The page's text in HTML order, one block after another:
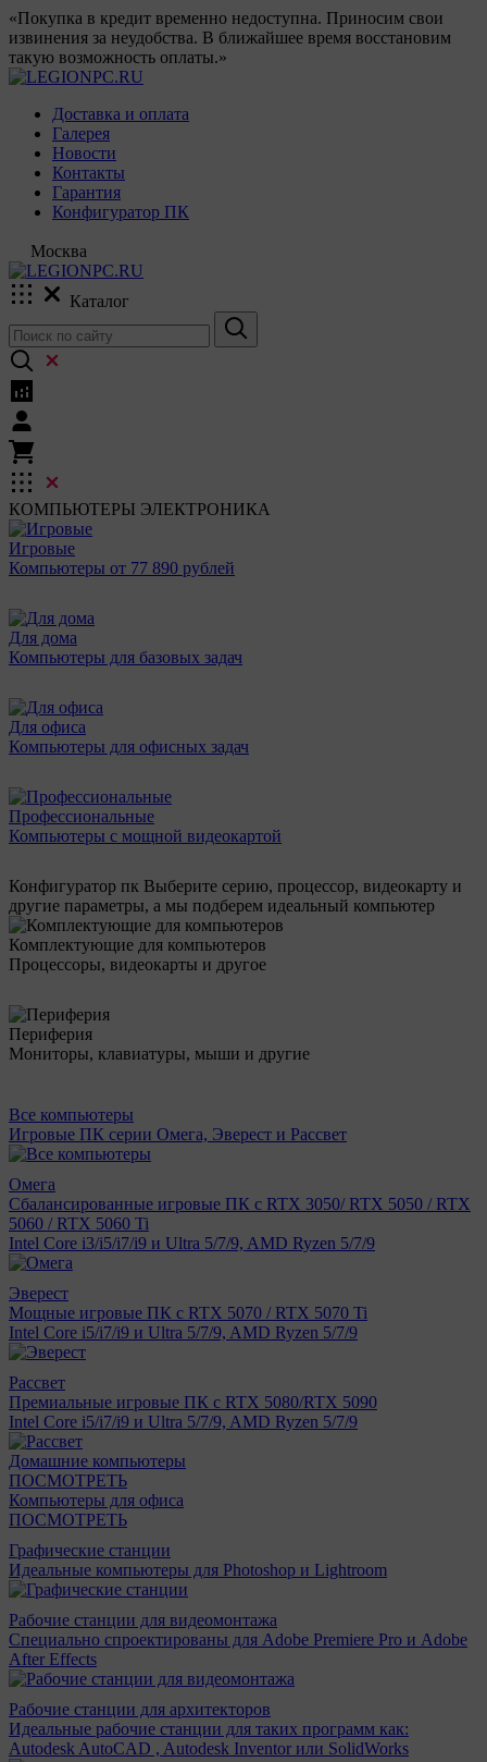
«Покупка в кредит временно недоступна. Приносим свои
извинения за неудобства. В ближайшее время восстановим
такую возможность оплаты.»
Доставка и оплата
Галерея
Новости
Контакты
Гарантия
Конфигуратор ПК
Москва
Каталог
КОМПЬЮТЕРЫ ЭЛЕКТРОНИКА
Игровые
Компьютеры от 77 890 рублей
Для дома
Компьютеры для базовых задач
Для офиса
Компьютеры для офисных задач
Профессиональные
Компьютеры с мощной видеокартой
Конфигуратор пк Выберите серию, процессор, видеокарту и
другие параметры, а мы подберем идеальный компьютер
Комплектующие для компьютеров
Процессоры, видеокарты и другое
Периферия
Мониторы, клавиатуры, мыши и другие
Все компьютеры
Игровые ПК серии Омега, Эверест и Рассвет
Омега
Сбалансированные игровые ПК с RTX 3050/ RTX 5050 / RTX
5060 / RTX 5060 Ti
Intel Core i3/i5/i7/i9 и Ultra 5/7/9, AMD Ryzen 5/7/9
Эверест
Мощные игровые ПК с RTX 5070 / RTX 5070 Ti
Intel Core i5/i7/i9 и Ultra 5/7/9, AMD Ryzen 5/7/9
Рассвет
Премиальные игровые ПК с RTX 5080/RTX 5090
Intel Core i5/i7/i9 и Ultra 5/7/9, AMD Ryzen 5/7/9
Домашние компьютеры
ПОСМОТРЕТЬ
Компьютеры для офиса
ПОСМОТРЕТЬ
Графические станции
Идеальные компьютеры для Photoshop и Lightroom
Рабочие станции для видеомонтажа
Специально спроектированы для Adobe Premiere Pro и Adobe
After Effects
Рабочие станции для архитекторов
Идеальные рабочие станции для таких программ как:
Autodesk AutoCAD , Autodesk Inventor или SolidWorks